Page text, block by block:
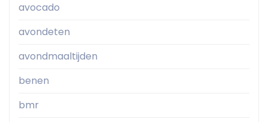
avocado
avondeten
avondmaaltijden
benen
bmr